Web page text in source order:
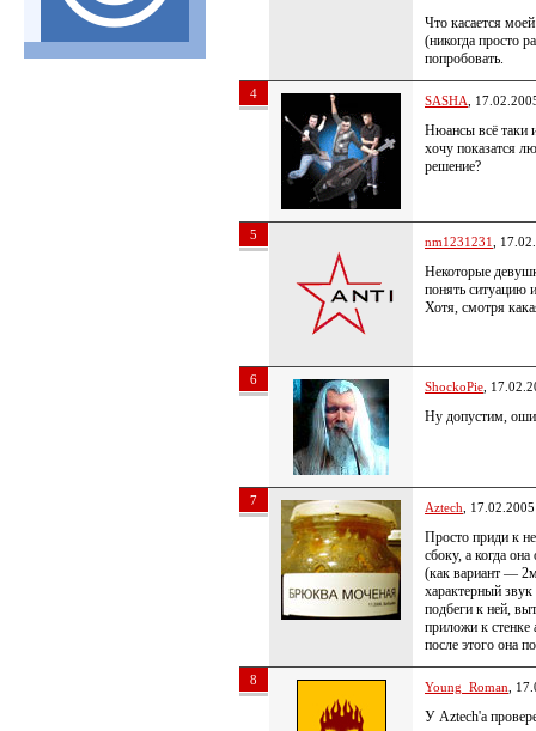
Что касается
(никогда просто
попробовать.
4 SASHA ,
Нюансы всё таки
хочу показатся
решение?
5 nm1231231 ,
Некоторые
понять ситуацию
Хотя, смотря
6 ShockoPie ,
Ну допустим,
7 Aztech ,
Просто приди к
сбоку, а когда
(как вариант —
характерный
подбеги к ней,
приложи к
после этого она
8 Young_Roman ,
У Aztech'а